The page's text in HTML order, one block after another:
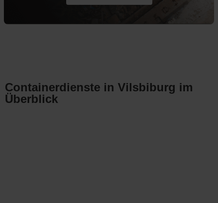
Containerdienste in Vilsbiburg im
Überblick